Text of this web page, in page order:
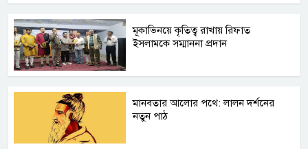
মূকাভিনয়ে কৃতিত্ব রাখায় রিফাত
ইসলামকে সম্মাননা প্রদান
মানবতার আলোর পথে: লালন দর্শনের
নতুন পাঠ